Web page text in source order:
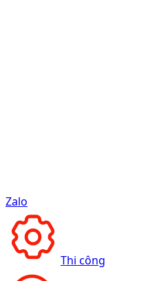
Zalo
Thi công